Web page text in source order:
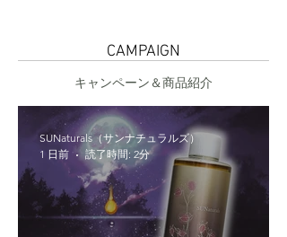
CAMPAIGN
キャンペーン＆商品紹介
SUNaturals（サンナチュラルズ）
1 日前
読了時間: 2分